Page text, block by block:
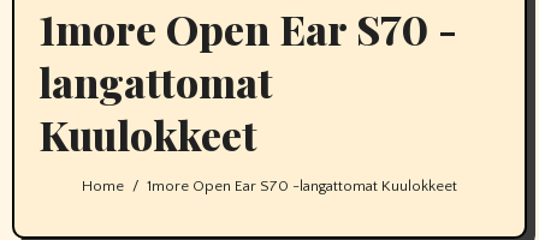
1more Open Ear S70 -
langattomat
Kuulokkeet
Home 1more Open Ear S70 -langattomat Kuulokkeet